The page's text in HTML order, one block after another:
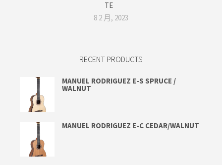
TE
8 2 月, 2023
RECENT PRODUCTS
MANUEL RODRIGUEZ E-S SPRUCE /
WALNUT
MANUEL RODRIGUEZ E-C CEDAR/WALNUT